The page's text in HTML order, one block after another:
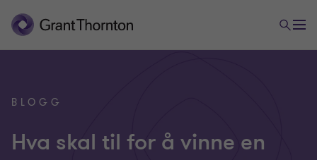
BLOGG
Hva skal til for å vinne en